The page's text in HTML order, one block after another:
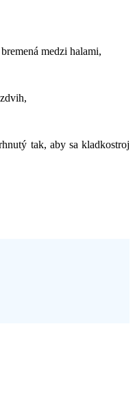
medzi halami,
tak, aby sa kladkostroj